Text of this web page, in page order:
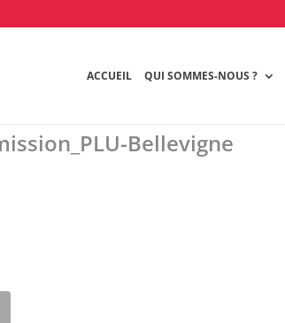
ACCUEIL QUI SOMMES-NOUS ?
Bellevigne